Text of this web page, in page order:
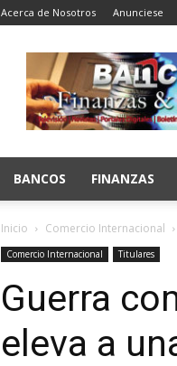
Acerca de Nosotros Anunciese
Bancos
Finanzas
y
Valores
BANCOS FINANZAS
Inicio Comercio Internacional
Comercio Internacional Titulares
Guerra
eleva a